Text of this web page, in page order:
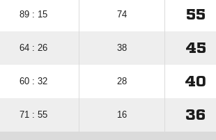
89 : 15 74 55
64 : 26 38 45
60 : 32 28 40
71 : 55 16 36